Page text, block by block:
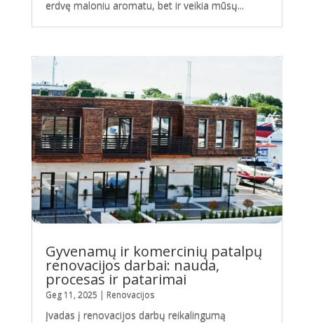
erdvę maloniu aromatu, bet ir veikia mūsų...
Gyvenamų ir komercinių patalpų
renovacijos darbai: nauda,
procesas ir patarimai
Geg 11, 2025 | Renovacijos
Įvadas į renovacijos darbų reikalingumą